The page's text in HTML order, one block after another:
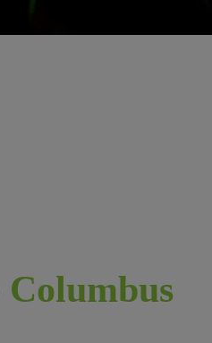
Columbus